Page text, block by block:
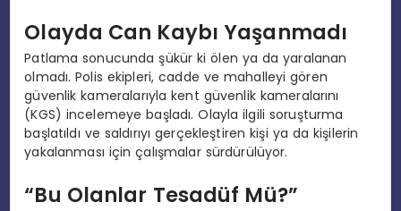
Olayda Can Kaybı Yaşanmadı
Patlama sonucunda şükür ki ölen ya da yaralanan
olmadı. Polis ekipleri, cadde ve mahalleyi gören
güvenlik kameralarıyla kent güvenlik kameralarını
(KGS) incelemeye başladı. Olayla ilgili soruşturma
başlatıldı ve saldırıyı gerçekleştiren kişi ya da kişilerin
yakalanması için çalışmalar sürdürülüyor.
“Bu Olanlar Tesadüf Mü?”